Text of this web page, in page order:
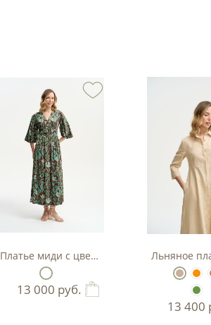
Платье миди с цветочным принтом
13 000 руб.
Льняное
13 400